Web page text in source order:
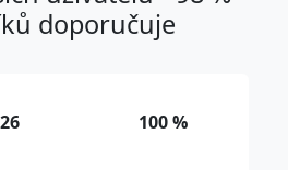
doporučuje
100 %